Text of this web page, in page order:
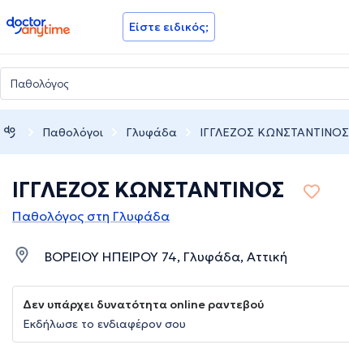
doctoranytime Είστε ειδικός;
Παθολόγοι Γλυφάδα ΙΓΓΛΕΖΟΣ ΚΩΝΣΤΑΝΤΙΝΟΣ
ΙΓΓΛΕΖΟΣ ΚΩΝΣΤΑΝΤΙΝΟΣ
Παθολόγος στη Γλυφάδα
ΒΟΡΕΙΟΥ ΗΠΕΙΡΟΥ 74, Γλυφάδα, Αττική
Δεν υπάρχει δυνατότητα online ραντεβού
Εκδήλωσε το ενδιαφέρον σου